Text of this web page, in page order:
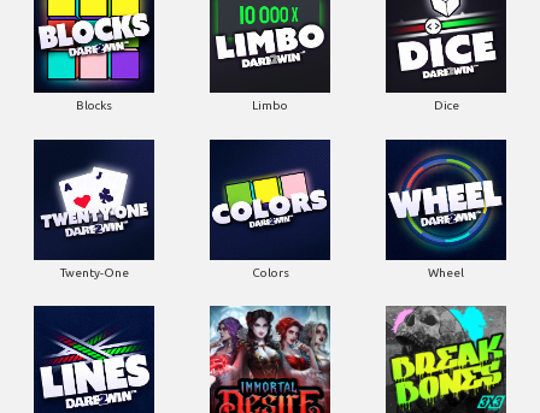
Blocks Limbo Dice
Twenty-One Colors Wheel